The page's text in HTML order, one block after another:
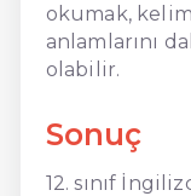
okumak,
anlamlarını
olabilir.
Sonuç
12. sınıf